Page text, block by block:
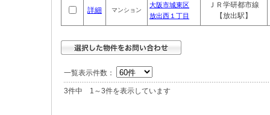
詳細 マンション
大阪市城東区
放出西１丁目
ＪＲ学研都市線
【放出駅】
一覧表示件数：
3件中 1～3件を表示しています